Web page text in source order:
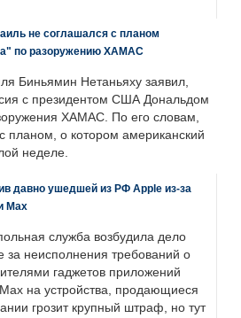
не соглашался с планом
по разоружению ХАМАС
Биньямин Нетаньяху заявил,
с президентом США Дональдом
ХАМАС. По его словам,
планом, о котором американский
неделе.
давно ушедшей из РФ Apple из-за
Max
служба возбудила дело
за неисполнения требований о
гаджетов приложений
на устройства, продающиеся
грозит крупный штраф, но тут